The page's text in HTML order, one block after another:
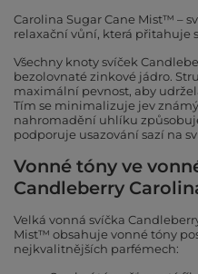
Carolina Sugar Cane Mist™ –
relaxační vůní, která
Všechny knoty svíček
bezolovnaté zinkové jádro.
maximální pevnost, aby
Tím se minimalizuje jev
nahromadění uhlíku
podporuje usazování sazí na
Vonné tóny ve
Candleberry
Velká vonná svíčka
Mist™ obsahuje vonné tóny
nejkvalitnějších parfémech: